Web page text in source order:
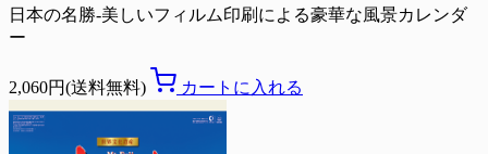
日本の名勝-美しいフィルム印刷による豪華な風景カレンダ
ー
2,060円(送料無料) カートに入れる